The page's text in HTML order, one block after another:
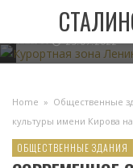
05.11.2022
ЛЕНИНГРАДА
СТАЛИНЕ
23.07.2022
Home » Общественные
культуры имени Кирова
ОБЩЕСТВЕННЫЕ ЗДАНИЯ